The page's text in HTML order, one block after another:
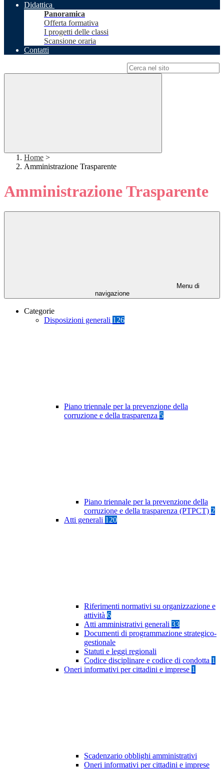
Didattica
Panoramica
Offerta formativa
I progetti delle classi
Scansione oraria
Contatti
Home >
Amministrazione Trasparente
Amministrazione Trasparente
Menu di
navigazione
Categorie
Disposizioni generali 126
Piano triennale per la prevenzione della
corruzione e della trasparenza 5
Piano triennale per la prevenzione della
corruzione e della trasparenza (PTPCT) 2
Atti generali 120
Riferimenti normativi su organizzazione e
attività 6
Atti amministrativi generali 33
Documenti di programmazione strategico-
gestionale
Statuti e leggi regionali
Codice disciplinare e codice di condotta 1
Oneri informativi per cittadini e imprese 1
Scadenzario obblighi amministrativi
Oneri informativi per cittadini e imprese